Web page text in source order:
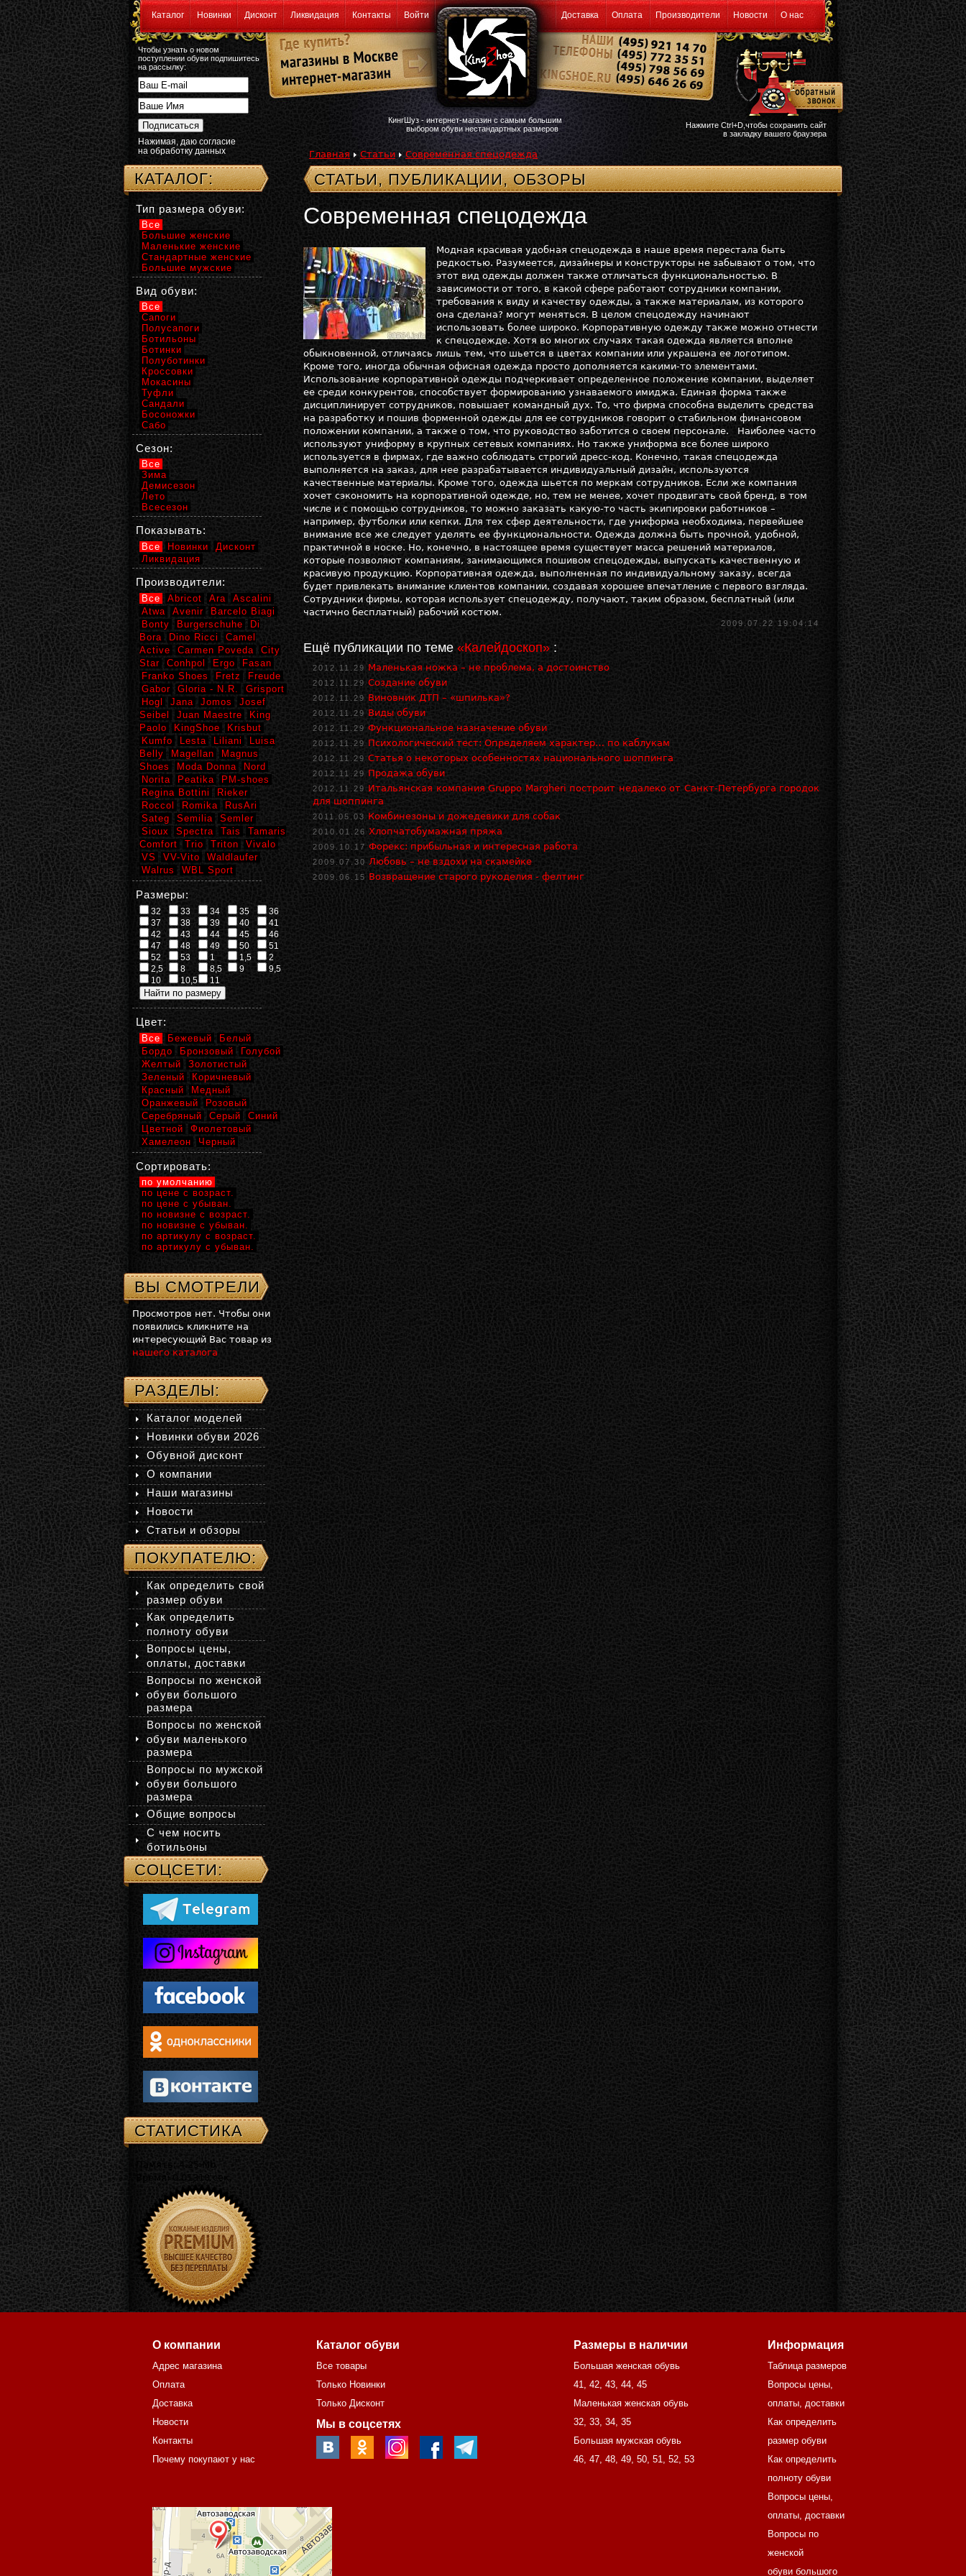
Каталог Новинки Дисконт Ликвидация Контакты Войти Доставка Оплата Производители Новости О нас
Чтобы узнать о новом
поступлении обуви подпишитесь
на рассылку:
Нажимая, даю согласие
на обработку данных
КингШуз - интернет-магазин с самым большим
выбором обуви нестандартных размеров
Нажмите Ctrl+D,чтобы сохранить сайт
в закладку вашего браузера
Главная Статьи Современная спецодежда
СТАТЬИ, ПУБЛИКАЦИИ, ОБЗОРЫ
Современная спецодежда
Модная красивая удобная спецодежда в наше время перестала быть
редкостью. Разумеется, дизайнеры и конструкторы не забывают о том, что
этот вид одежды должен также отличаться функциональностью. В
зависимости от того, в какой сфере работают сотрудники компании,
требования к виду и качеству одежды, а также материалам, из которого
она сделана? могут меняться. В целом спецодежду начинают
использовать более широко. Корпоративную одежду также можно отнести
к спецодежде. Хотя во многих случаях такая одежда является вполне
обыкновенной, отличаясь лишь тем, что шьется в цветах компании или украшена ее логотипом.
Кроме того, иногда обычная офисная одежда просто дополняется какими-то элементами.
Использование корпоративной одежды подчеркивает определенное положение компании, выделяет
ее среди конкурентов, способствует формированию узнаваемого имиджа. Единая форма также
дисциплинирует сотрудников, повышает командный дух. То, что фирма способна выделить средства
на разработку и пошив форменной одежды для ее сотрудников говорит о стабильном финансовом
положении компании, а также о том, что руководство заботится о своем персонале. Наиболее часто
используют униформу в крупных сетевых компаниях. Но также униформа все более широко
используется в фирмах, где важно соблюдать строгий дресс-код. Конечно, такая спецодежда
выполняется на заказ, для нее разрабатывается индивидуальный дизайн, используются
качественные материалы. Кроме того, одежда шьется по меркам сотрудников. Если же компания
хочет сэкономить на корпоративной одежде, но, тем не менее, хочет продвигать свой бренд, в том
числе и с помощью сотрудников, то можно заказать какую-то часть экипировки работников –
например, футболки или кепки. Для тех сфер деятельности, где униформа необходима, первейшее
внимание все же следует уделять ее функциональности. Одежда должна быть прочной, удобной,
практичной в носке. Но, конечно, в настоящее время существует масса решений материалов,
которые позволяют компаниям, занимающимся пошивом спецодежды, выпускать качественную и
красивую продукцию. Корпоративная одежда, выполненная по индивидуальному заказу, всегда
будет привлекать внимание клиентов компании, создавая хорошее впечатление с первого взгляда.
Сотрудники фирмы, которая использует спецодежду, получают, таким образом, бесплатный (или
частично бесплатный) рабочий костюм.
2009.07.22 19:04:14
Ещё публикации по теме «Калейдоскоп» :
2012.11.29 Маленькая ножка – не проблема, а достоинство
2012.11.29 Создание обуви
2012.11.29 Виновник ДТП – «шпилька»?
2012.11.29 Виды обуви
2012.11.29 Функциональное назначение обуви
2012.11.29 Психологический тест: Определяем характер… по каблукам
2012.11.29 Статья о некоторых особенностях национального шоппинга
2012.11.29 Продажа обуви
2012.11.29 Итальянская компания Gruppo Margheri построит недалеко от Санкт-Петербурга городок
для шоппинга
2011.05.03 Комбинезоны и дожедевики для собак
2010.01.26 Хлопчатобумажная пряжа
2009.10.17 Форекс: прибыльная и интересная работа
2009.07.30 Любовь – не вздохи на скамейке
2009.06.15 Возвращение старого рукоделия - фелтинг
КАТАЛОГ:
Тип размера обуви:
Все
Большие женские
Маленькие женские
Стандартные женские
Большие мужские
Вид обуви:
Все
Сапоги
Полусапоги
Ботильоны
Ботинки
Полуботинки
Кроссовки
Мокасины
Туфли
Сандали
Босоножки
Сабо
Сезон:
Все
Зима
Демисезон
Лето
Всесезон
Показывать:
Все Новинки
Дисконт
Ликвидация
Производители:
Все Abricot Ara
Ascalini
Atwa
Avenir
Barcelo Biagi
Bonty
Burgerschuhe
Di
Bora
Dino Ricci
Camel
Active
Carmen Poveda
City
Star
Conhpol Ergo
Fasan
Franko Shoes
Fretz
Freude
Gabor
Gloria - N.R.
Grisport
Hogl
Jana Jomos
Josef
Seibel
Juan Maestre
King
Paolo
KingShoe
Krisbut
Kumfo
Lesta Liliani
Luisa
Belly
Magellan
Magnus
Shoes
Moda Donna
Nord
Norita
Peatika
PM-shoes
Regina Bottini
Rieker
Roccol
Romika
RusAri
Sateg
Semilia
Semler
Sioux
Spectra Tais
Tamaris
Comfort
Trio Triton
Vivalo
VS
VV-Vito
Waldlaufer
Walrus
WBL Sport
Размеры:
32 33 34 35
36
37
38 39 40
41
42
43 44 45
46
47
48 49 50
51
52
53 1 1,5
2
2,5
8 8,5 9
9,5
10
10,5 11
Цвет:
Все Бежевый
Белый
Бордо
Бронзовый
Голубой
Желтый
Золотистый
Зеленый
Коричневый
Красный
Медный
Оранжевый
Розовый
Серебряный
Серый
Синий
Цветной
Фиолетовый
Хамелеон
Черный
Сортировать:
по умолчанию
по цене с возраст.
по цене с убыван.
по новизне с возраст.
по новизне с убыван.
по артикулу с возраст.
по артикулу с убыван.
ВЫ СМОТРЕЛИ
Просмотров нет. Чтобы они
появились кликните на
интересующий Вас товар из
нашего каталога
РАЗДЕЛЫ:
Каталог моделей
Новинки обуви 2026
Обувной дисконт
О компании
Наши магазины
Новости
Статьи и обзоры
ПОКУПАТЕЛЮ:
Как определить свой
размер обуви
Как определить
полноту обуви
Вопросы цены,
оплаты, доставки
Вопросы по женской
обуви большого
размера
Вопросы по женской
обуви маленького
размера
Вопросы по мужской
обуви большого
размера
Общие вопросы
С чем носить
ботильоны
СОЦСЕТИ:
СТАТИСТИКА
Память: 4.25 Mb
Время: 0.01310 сек.
О компании
Адрес магазина
Оплата
Доставка
Новости
Контакты
Почему покупают у нас
Каталог обуви
Все товары
Только Новинки
Только Дисконт
Мы в соцсетях
Размеры в наличии
Большая женская обувь
41, 42, 43, 44, 45
Маленькая женская обувь
32, 33, 34, 35
Большая мужская обувь
46, 47, 48, 49, 50, 51, 52, 53
Информация
Таблица размеров
Вопросы цены,
оплаты, доставки
Как определить
размер обуви
Как определить
полноту обуви
Вопросы цены,
оплаты, доставки
Вопросы по
женской
обуви большого